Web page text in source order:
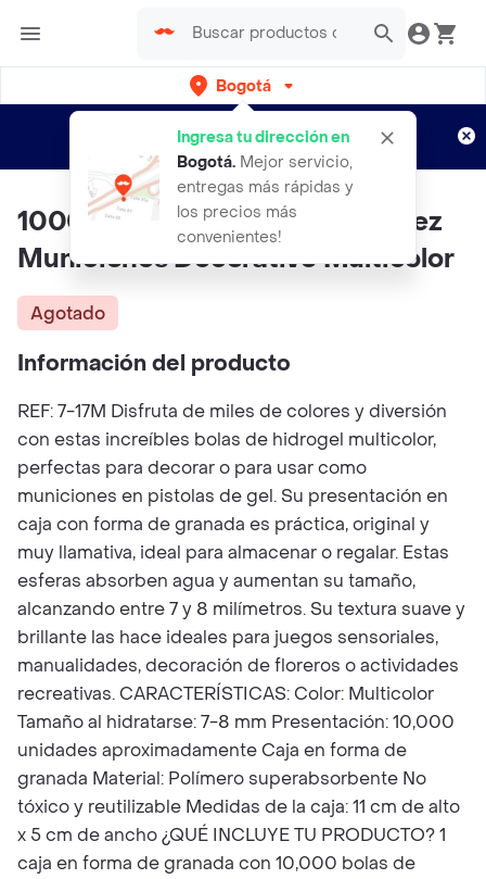
Bogotá
Ingresa tu dirección en
Bogotá. Mejor servicio,
entregas más rápidas y
los precios más
convenientes!
envíos gratis por semanas
Aplican TyC
10000 Bolas De Hidrogel Orbeez
Municiones Decorativo Multicolor
Agotado
Información del producto
REF: 7-17M Disfruta de miles de colores y diversión
con estas increíbles bolas de hidrogel multicolor,
perfectas para decorar o para usar como
municiones en pistolas de gel. Su presentación en
caja con forma de granada es práctica, original y
muy llamativa, ideal para almacenar o regalar. Estas
esferas absorben agua y aumentan su tamaño,
alcanzando entre 7 y 8 milímetros. Su textura suave y
brillante las hace ideales para juegos sensoriales,
manualidades, decoración de floreros o actividades
recreativas. CARACTERÍSTICAS: Color: Multicolor
Tamaño al hidratarse: 7-8 mm Presentación: 10,000
unidades aproximadamente Caja en forma de
granada Material: Polímero superabsorbente No
tóxico y reutilizable Medidas de la caja: 11 cm de alto
x 5 cm de ancho ¿QUÉ INCLUYE TU PRODUCTO? 1
caja en forma de granada con 10,000 bolas de